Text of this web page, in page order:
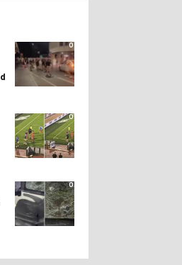
0
0
0